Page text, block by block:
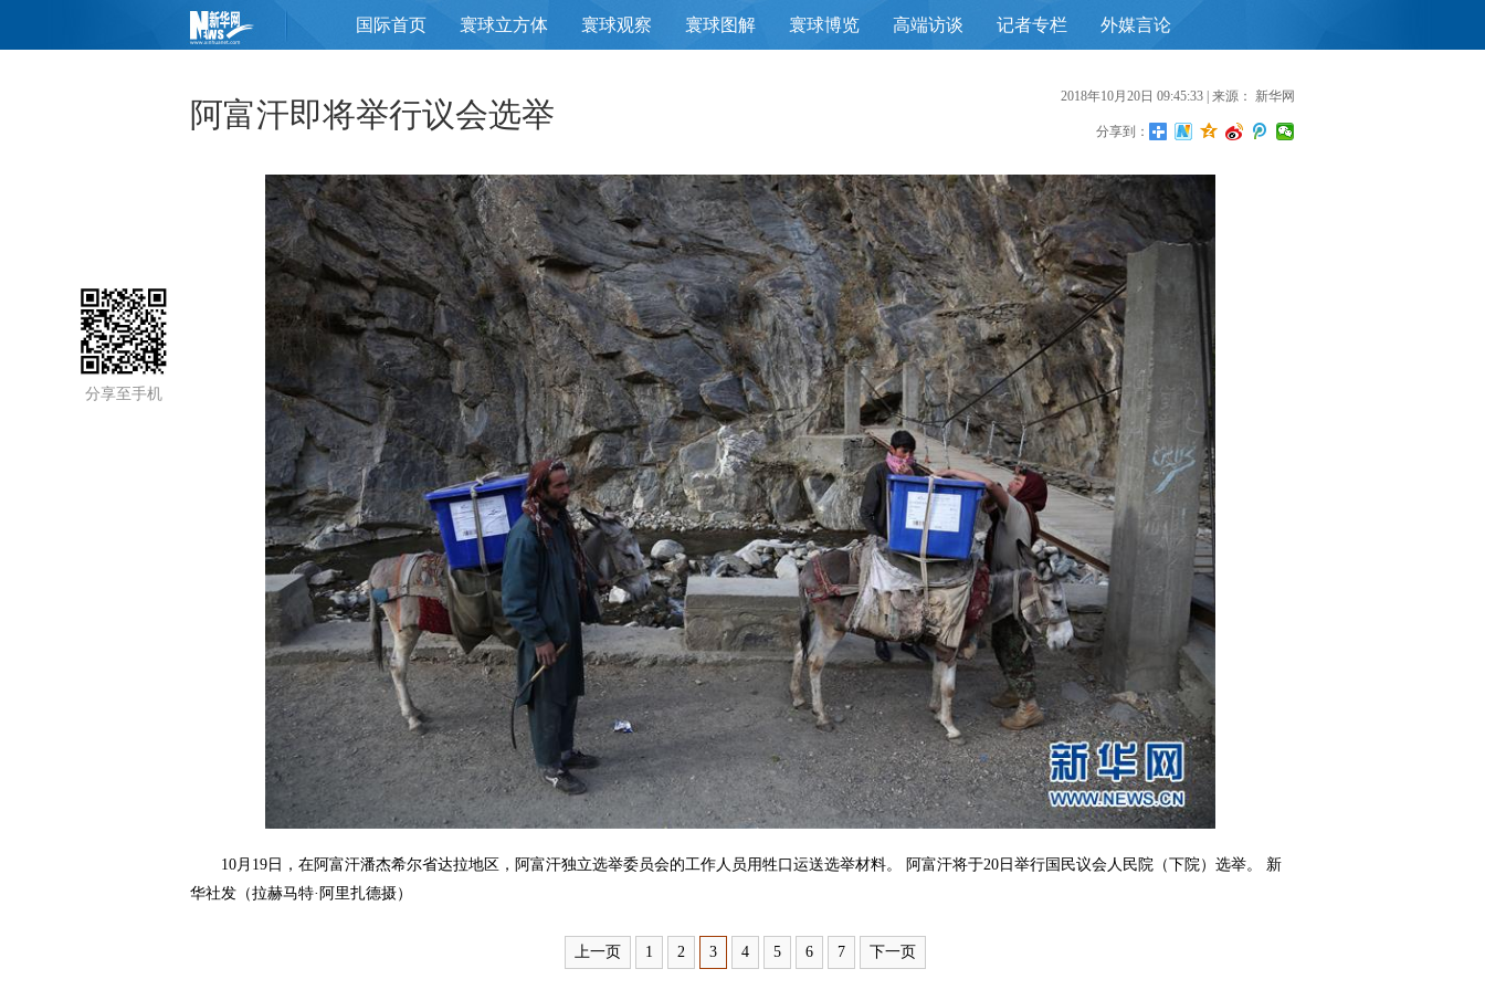
国际首页 寰球立方体 寰球观察 寰球图解 寰球博览 高端访谈 记者专栏 外媒言论
分享至手机
阿富汗即将举行议会选举 2018年10月20日 09:45:33 | 来源： 新华网
分享到：
10月19日，在阿富汗潘杰希尔省达拉地区，阿富汗独立选举委员会的工作人员用牲口运送选举材料。 阿富汗将于20日举行国民议会人民院（下院）选举。 新
华社发（拉赫马特·阿里扎德摄）
上一页 1 2 3 4 5 6 7 下一页